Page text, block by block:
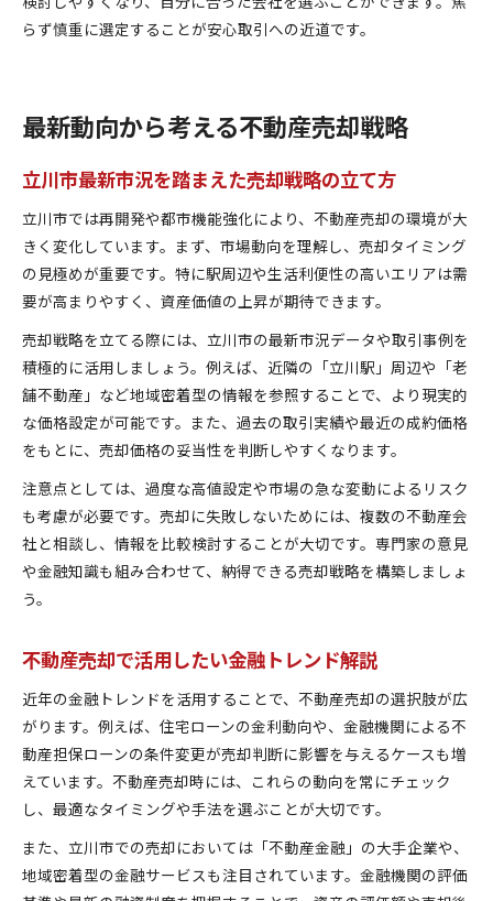
らず慎重に選定することが安心取引への近道です。
最新動向から考える不動産売却戦略
立川市最新市況を踏まえた売却戦略の立て方
立川市では再開発や都市機能強化により、不動産売却の環境が大
きく変化しています。まず、市場動向を理解し、売却タイミング
の見極めが重要です。特に駅周辺や生活利便性の高いエリアは需
要が高まりやすく、資産価値の上昇が期待できます。
売却戦略を立てる際には、立川市の最新市況データや取引事例を
積極的に活用しましょう。例えば、近隣の「立川駅」周辺や「老
舗不動産」など地域密着型の情報を参照することで、より現実的
な価格設定が可能です。また、過去の取引実績や最近の成約価格
をもとに、売却価格の妥当性を判断しやすくなります。
注意点としては、過度な高値設定や市場の急な変動によるリスク
も考慮が必要です。売却に失敗しないためには、複数の不動産会
社と相談し、情報を比較検討することが大切です。専門家の意見
や金融知識も組み合わせて、納得できる売却戦略を構築しましょ
う。
不動産売却で活用したい金融トレンド解説
近年の金融トレンドを活用することで、不動産売却の選択肢が広
がります。例えば、住宅ローンの金利動向や、金融機関による不
動産担保ローンの条件変更が売却判断に影響を与えるケースも増
えています。不動産売却時には、これらの動向を常にチェック
し、最適なタイミングや手法を選ぶことが大切です。
また、立川市での売却においては「不動産金融」の大手企業や、
地域密着型の金融サービスも注目されています。金融機関の評価